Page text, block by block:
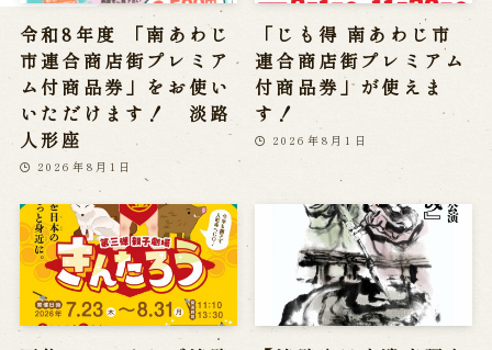
通販サイトうずのくに
道の駅うずしお
うずの丘大鳴門橋記念館
令和8年度 「南あわじ
市連合商店街プレミア
ム付商品券」をお使い
いただけます！ 淡路
人形座
2026年8月1日
「じも得 南あわじ市
連合商店街プレミアム
付商品券」が使えま
す！
2026年8月1日